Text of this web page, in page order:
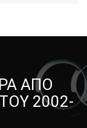
ΑΠΌ
ΤΟΥ 2002-